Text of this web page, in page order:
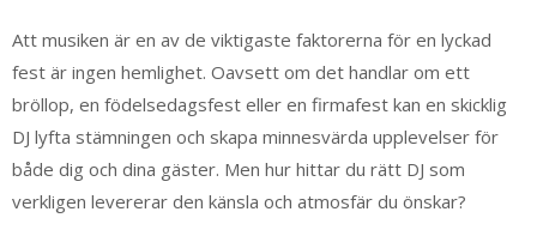
Att musiken är en av de viktigaste faktorerna för en lyckad
fest är ingen hemlighet. Oavsett om det handlar om ett
bröllop, en födelsedagsfest eller en firmafest kan en skicklig
DJ lyfta stämningen och skapa minnesvärda upplevelser för
både dig och dina gäster. Men hur hittar du rätt DJ som
verkligen levererar den känsla och atmosfär du önskar?